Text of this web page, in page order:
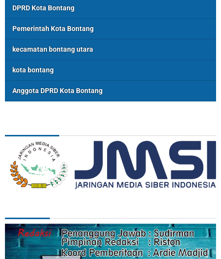
DPRD Kota Bontang
Pemerintah Kota Bontang
kecamatan bontang utara
kota bontang
Anggota DPRD Kota Bontang